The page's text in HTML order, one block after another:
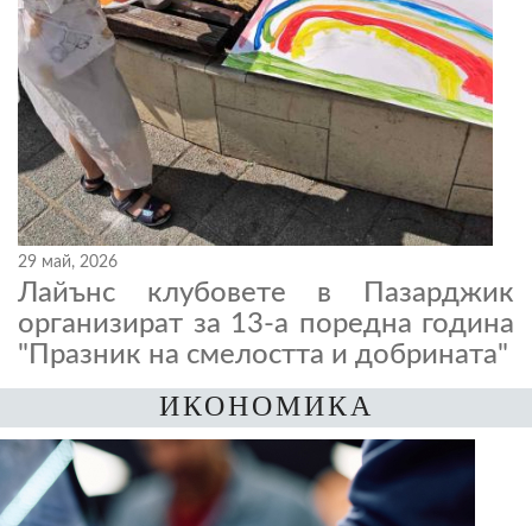
29 май, 2026
Лайънс клубовете в Пазарджик
организират за 13-а поредна година
"Празник на смелостта и добрината"
ИКОНОМИКА